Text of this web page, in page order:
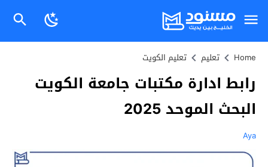
Home تعليم تعليم الكويت
رابط ادارة مكتبات جامعة الكويت
البحث الموحد 2025
Aya